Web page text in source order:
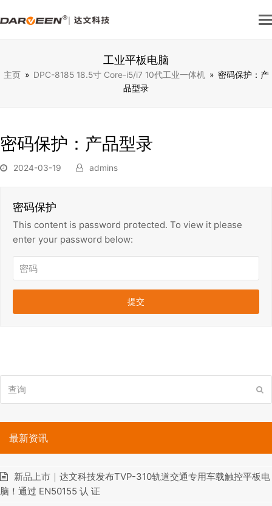
工业平板电脑
主页 » DPC-8185 18.5寸 Core-i5/i7 10代工业一体机 » 密码保护：产
品型录
密码保护：产品型录
2024-03-19 admins
密码保护
This content is password protected. To view it please
enter your password below:
询
最新资讯
新品上市｜达文科技发布TVP-310轨道交通专用车载触控平板电
脑！通过 EN50155 认 证